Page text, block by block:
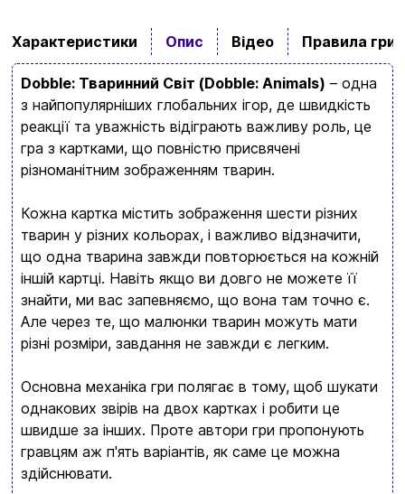
Характеристики Опис Відео Правила гри
Dobble: Тваринний Світ (Dobble: Animals) – одна
з найпопулярніших глобальних ігор, де швидкість
реакції та уважність відіграють важливу роль, це
гра з картками, що повністю присвячені
різноманітним зображенням тварин.
Кожна картка містить зображення шести різних
тварин у різних кольорах, і важливо відзначити,
що одна тварина завжди повторюється на кожній
іншій картці. Навіть якщо ви довго не можете її
знайти, ми вас запевняємо, що вона там точно є.
Але через те, що малюнки тварин можуть мати
різні розміри, завдання не завжди є легким.
Основна механіка гри полягає в тому, щоб шукати
однакових звірів на двох картках і робити це
швидше за інших. Проте автори гри пропонують
гравцям аж п'ять варіантів, як саме це можна
здійснювати.
Вхід Реєстрація
Бренди
Новини та статті
Повернення та обмін товарів
Політика конфіденційності
Ваш кошик зараз порожній